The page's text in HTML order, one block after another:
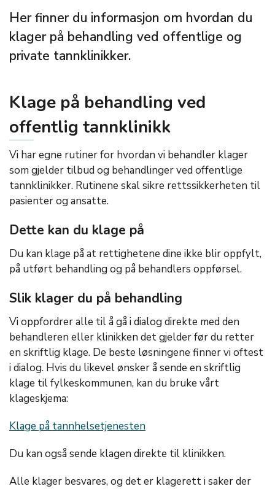
Her finner du informasjon om hvordan du
klager på behandling ved offentlige og
private tannklinikker.
Klage på behandling ved
offentlig tannklinikk
Vi har egne rutiner for hvordan vi behandler klager
som gjelder tilbud og behandlinger ved offentlige
tannklinikker. Rutinene skal sikre rettssikkerheten til
pasienter og ansatte.
Dette kan du klage på
Du kan klage på at rettighetene dine ikke blir oppfylt,
på utført behandling og på behandlers oppførsel.
Slik klager du på behandling
Vi oppfordrer alle til å gå i dialog direkte med den
behandleren eller klinikken det gjelder før du retter
en skriftlig klage. De beste løsningene finner vi oftest
i dialog. Hvis du likevel ønsker å sende en skriftlig
klage til fylkeskommunen, kan du bruke vårt
klageskjema:
Klage på tannhelsetjenesten
Du kan også sende klagen direkte til klinikken.
Alle klager besvares, og det er klagerett i saker der